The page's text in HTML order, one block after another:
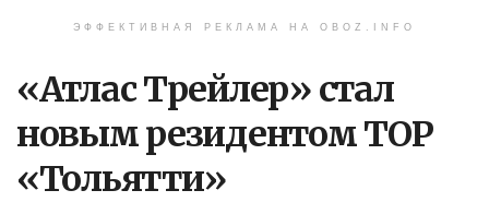
ЭФФЕКТИВНАЯ РЕКЛАМА НА OBOZ.INFO
«Атлас Трейлер» стал
новым резидентом ТОР
«Тольятти»